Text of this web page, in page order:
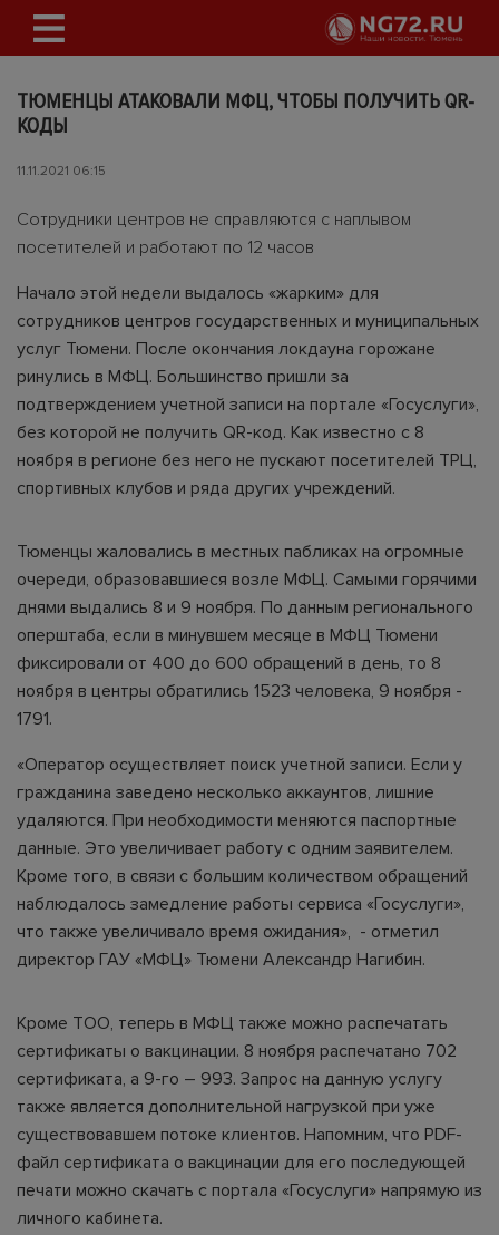
ТЮМЕНЦЫ АТАКОВАЛИ МФЦ, ЧТОБЫ ПОЛУЧИТЬ QR-
КОДЫ
11.11.2021 06:15
Сотрудники центров не справляются с наплывом
посетителей и работают по 12 часов
Начало этой недели выдалось «жарким» для
сотрудников центров государственных и муниципальных
услуг Тюмени. После окончания локдауна горожане
ринулись в МФЦ. Большинство пришли за
подтверждением учетной записи на портале «Госуслуги»,
без которой не получить QR-код. Как известно с 8
ноября в регионе без него не пускают посетителей ТРЦ,
спортивных клубов и ряда других учреждений.
Тюменцы жаловались в местных пабликах на огромные
очереди, образовавшиеся возле МФЦ. Самыми горячими
днями выдались 8 и 9 ноября. По данным регионального
оперштаба, если в минувшем месяце в МФЦ Тюмени
фиксировали от 400 до 600 обращений в день, то 8
ноября в центры обратились 1523 человека, 9 ноября -
1791.
«Оператор осуществляет поиск учетной записи. Если у
гражданина заведено несколько аккаунтов, лишние
удаляются. При необходимости меняются паспортные
данные. Это увеличивает работу с одним заявителем.
Кроме того, в связи с большим количеством обращений
наблюдалось замедление работы сервиса «Госуслуги»,
что также увеличивало время ожидания», - отметил
директор ГАУ «МФЦ» Тюмени Александр Нагибин.
Кроме ТОО, теперь в МФЦ также можно распечатать
сертификаты о вакцинации. 8 ноября распечатано 702
сертификата, а 9-го – 993. Запрос на данную услугу
также является дополнительной нагрузкой при уже
существовавшем потоке клиентов. Напомним, что PDF-
файл сертификата о вакцинации для его последующей
печати можно скачать с портала «Госуслуги» напрямую из
личного кабинета.